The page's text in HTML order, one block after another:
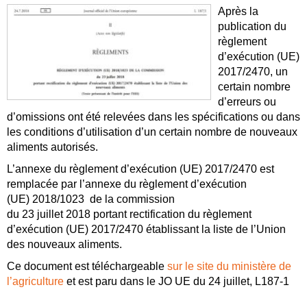
Après la
publication du
règlement
d’exécution (UE)
2017/2470, un
certain nombre
d’erreurs ou
d’omissions ont été relevées dans les spécifications ou dans
les conditions d’utilisation d’un certain nombre de nouveaux
aliments autorisés.
L’annexe du règlement d’exécution (UE) 2017/2470 est
remplacée par l’annexe du règlement d’exécution
(UE) 2018/1023 de la commission
du 23 juillet 2018 portant rectification du règlement
d’exécution (UE) 2017/2470 établissant la liste de l’Union
des nouveaux aliments.
Ce document est téléchargeable sur le site du ministère de
l’agriculture et est paru dans le JO UE du 24 juillet, L187-1